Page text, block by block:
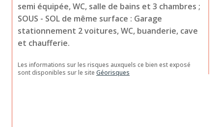
semi équipée, WC, salle de bains et 3 chambres ;
SOUS - SOL de même surface : Garage
stationnement 2 voitures, WC, buanderie, cave
et chaufferie.
Les informations sur les risques auxquels ce bien est exposé
sont disponibles sur le site Géorisques